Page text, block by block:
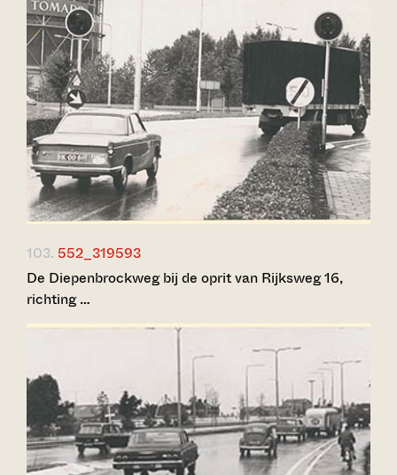
103. 552_319593
De Diepenbrockweg bij de oprit van Rijksweg 16,
richting …